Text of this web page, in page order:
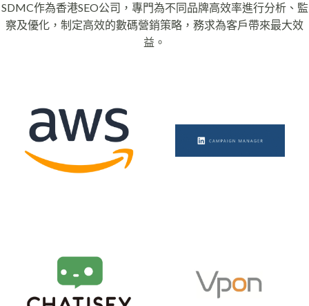
SDMC作為香港SEO公司，專門為不同品牌高效率進行分析、監
察及優化，制定高效的數碼營銷策略，務求為客戶帶來最大效
益。